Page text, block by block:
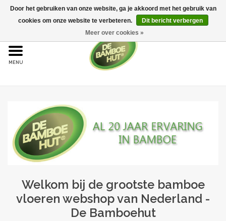
Home
Bamboe vloeren
Sample aanvraag
Onderhoud
Bijproducten
Welkom bij de grootste bamboe
vloeren webshop van Nederland -
De Bamboehut
Door het gebruiken van onze website, ga je akkoord met het gebruik van
cookies om onze website te verbeteren.
Dit bericht verbergen
Meer over cookies »